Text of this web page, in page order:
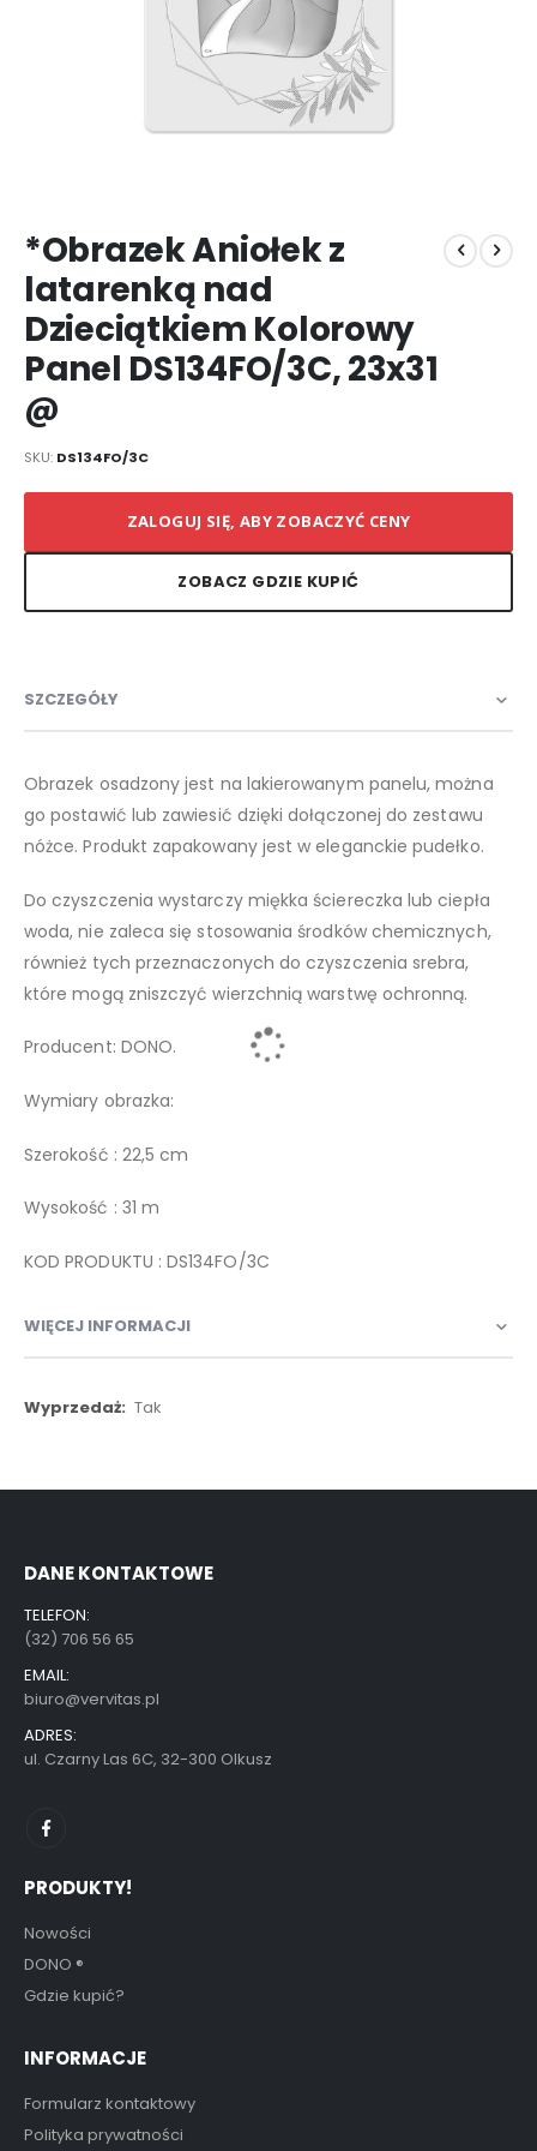
na
początek
galerii
*Obrazek Aniołek z
latarenką nad
Dzieciątkiem Kolorowy
Panel DS134FO/3C, 23x31
@
SKU DS134FO/3C
ZALOGUJ SIĘ, ABY ZOBACZYĆ CENY
ZOBACZ GDZIE KUPIĆ
SZCZEGÓŁY
Obrazek osadzony jest na lakierowanym panelu, można
go postawić lub zawiesić dzięki dołączonej do zestawu
nóżce. Produkt zapakowany jest w eleganckie pudełko.
Do czyszczenia wystarczy miękka ściereczka lub ciepła
woda, nie zaleca się stosowania środków chemicznych,
również tych przeznaczonych do czyszczenia srebra,
które mogą zniszczyć wierzchnią warstwę ochronną.
Producent: DONO.
Wymiary obrazka:
Szerokość : 22,5 cm
Wysokość : 31 m
KOD PRODUKTU : DS134FO/3C
WIĘCEJ INFORMACJI
Więcej
Tak
DANE KONTAKTOWE
TELEFON:
(32) 706 56 65
EMAIL:
biuro@vervitas.pl
ADRES:
ul. Czarny Las 6C, 32-300 Olkusz
PRODUKTY!
Nowości
DONO ®
Gdzie kupić?
INFORMACJE
Formularz kontaktowy
Polityka prywatności